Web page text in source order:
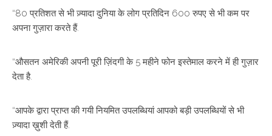
“80 प्रतिशत से भी ज़्यादा दुनिया के लोग प्रतिदिन 600 रुपए से भी कम पर
अपना गुज़ारा करते हैं.
“औसतन अमेरिकी अपनी पूरी ज़िंदगी के 5 महीने फोन इस्तेमाल करने में ही गुज़ार
देता है.
“आपके द्वारा प्राप्त की गयी नियमित उपलब्धियां आपको बड़ी उपलब्धियों से भी
ज़्यादा ख़ुशी देती हैं.